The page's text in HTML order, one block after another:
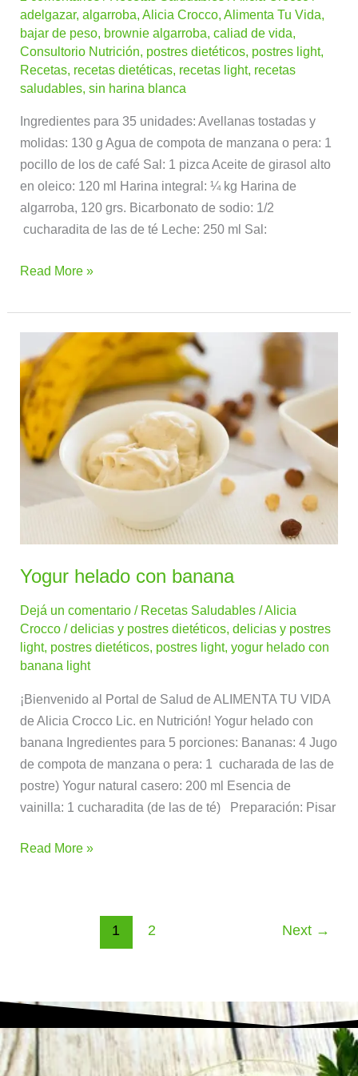
adelgazar,algarroba,Alicia Crocco,Alimenta Tu Vida,
bajar de peso, brownie algarroba,caliad de vida,
Consultorio Nutrición, postres dietéticos, postres light,
Recetas, recetas dietéticas, recetas light, recetas
saludables,sin harina blanca
Ingredientes para 35 unidades: Avellanas tostadas y
molidas: 130 g Agua de compota de manzana o pera: 1
pocillo de los de café Sal: 1 pizca Aceite de girasol alto
en oleico: 120 ml Harina integral: ¼ kg Harina de
algarroba, 120 grs. Bicarbonato de sodio: 1/2
cucharadita de las de té Leche: 250 ml Sal:
Read More »
Yogur helado con banana
Dejá un comentario / Recetas Saludables /Alicia
Crocco/delicias y postres dietéticos,delicias y postres
light, postres dietéticos, postres light,yogur helado con
banana light
¡Bienvenido al Portal de Salud de ALIMENTA TU VIDA
de Alicia Crocco Lic. en Nutrición! Yogur helado con
banana Ingredientes para 5 porciones: Bananas: 4 Jugo
de compota de manzana o pera: 1 cucharada de las de
postre) Yogur natural casero: 200 ml Esencia de
vainilla: 1 cucharadita (de las de té) Preparación: Pisar
Yogur
helado
con
banana
Read More »
1 2 Next →